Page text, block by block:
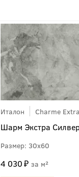
Италон Charme Extra
Шарм Экстра
30x60
4 030 м²